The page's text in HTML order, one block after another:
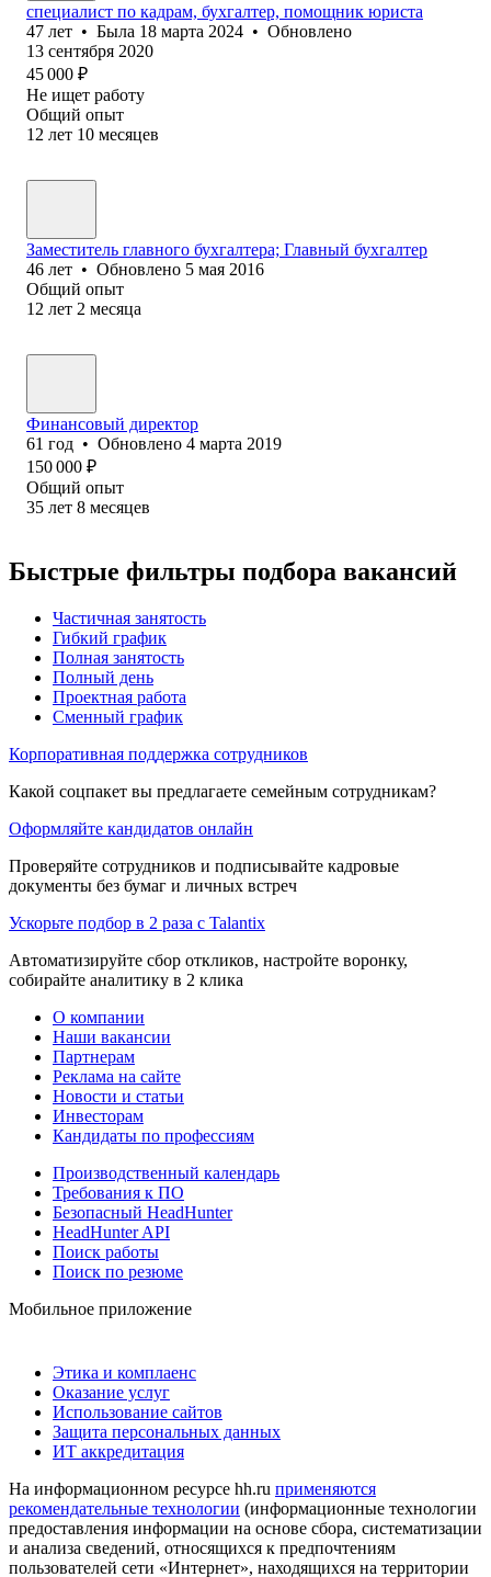
специалист по кадрам, бухгалтер, помощник юриста
47 лет • Была 18 марта 2024 • Обновлено
13 сентября 2020
45 000 ₽
Не ищет работу
Общий опыт
12 лет 10 месяцев
Заместитель главного бухгалтера; Главный бухгалтер
46 лет • Обновлено 5 мая 2016
Общий опыт
12 лет 2 месяца
Финансовый директор
61 год • Обновлено 4 марта 2019
150 000 ₽
Общий опыт
35 лет 8 месяцев
Быстрые фильтры подбора вакансий
Частичная занятость
Гибкий график
Полная занятость
Полный день
Проектная работа
Сменный график
Корпоративная поддержка сотрудников
Какой соцпакет вы предлагаете семейным сотрудникам?
Оформляйте кандидатов онлайн
Проверяйте сотрудников и подписывайте кадровые
документы без бумаг и личных встреч
Ускорьте подбор в 2 раза с Talantix
Автоматизируйте сбор откликов, настройте воронку,
собирайте аналитику в 2 клика
О компании
Наши вакансии
Партнерам
Реклама на сайте
Новости и статьи
Инвесторам
Кандидаты по профессиям
Производственный календарь
Требования к ПО
Безопасный HeadHunter
HeadHunter API
Поиск работы
Поиск по резюме
Мобильное приложение
Этика и комплаенс
Оказание услуг
Использование сайтов
Защита персональных данных
ИТ аккредитация
На информационном ресурсе hh.ru применяются
рекомендательные технологии (информационные технологии
предоставления информации на основе сбора, систематизации
и анализа сведений, относящихся к предпочтениям
пользователей сети «Интернет», находящихся на территории